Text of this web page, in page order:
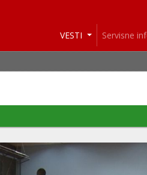
VESTI Servisne